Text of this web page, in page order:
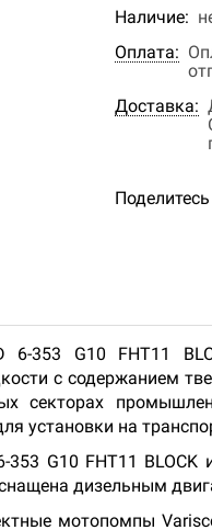
Наличие:
Оплата:
Доставка:
353 G10 FHT11
с содержанием
секторах
установки на
G10 FHT11
дизельным
мотопомпы